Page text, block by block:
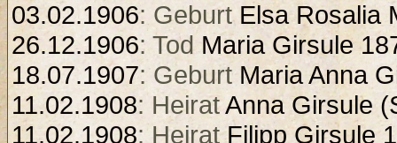
03.02.1906: Geburt Elsa Rosalia
26.12.1906: TodMaria Girsule
18.07.1907: Geburt Maria Anna
11.02.1908: HeiratAnna Girsule
11.02.1908: HeiratFilipp Girsule